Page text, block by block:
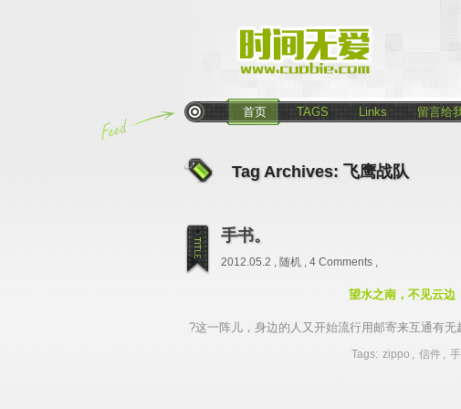
首页 TAGS Links 留言给
Tag Archives: 飞鹰战队
手书。
2012.05.2 , 随机 , 4 Comments ,
望水之南，不见云边
?这一阵儿，身边的人又开始流行用邮寄来互通有无
Tags: zippo , 信件 ,